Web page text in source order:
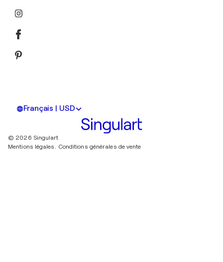
Français | USD
© 2026 Singulart
Mentions légales. Conditions générales de vente